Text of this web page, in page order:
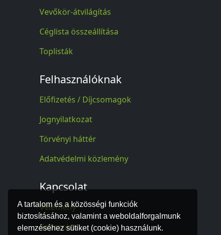
A tartalom és a közösségi funkciók
biztosításához, valamint a weboldalforgalmunk
elemzéséhez sütiket (cookie) használunk.
Vevőkör-átvilágítás
Céglista összeállítása
Toplisták
Felhasználóknak
Előfizetés / Díjcsomagok
Jognyilatkozat
Törvényi háttér
Adatvédelmi közlemény
Kapcsolat
Vélemény
Kapcsolat